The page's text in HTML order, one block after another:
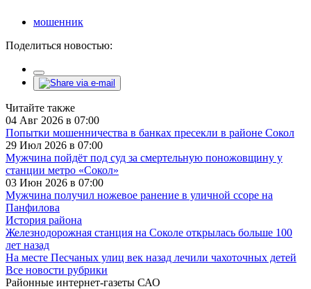
мошенник
Поделиться новостью:
Читайте также
04 Авг 2026 в 07:00
Попытки мошенничества в банках пресекли в районе Сокол
29 Июл 2026 в 07:00
Мужчина пойдёт под суд за смертельную поножовщину у
станции метро «Сокол»
03 Июн 2026 в 07:00
Мужчина получил ножевое ранение в уличной ссоре на
Панфилова
История района
Железнодорожная станция на Соколе открылась больше 100
лет назад
На месте Песчаных улиц век назад лечили чахоточных детей
Все новости рубрики
Районные интернет-газеты САО